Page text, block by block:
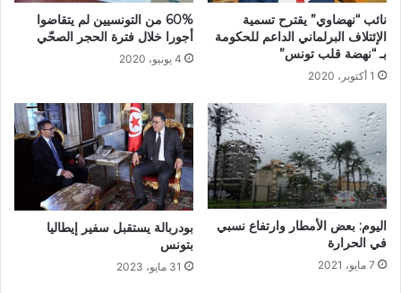
نائب “نهضاوي” يقترح تسمية
الإئتلاف البرلماني الداعم للحكومة
بـ “نهضة قلب تونس”
1 أكتوبر، 2020
60% من التونسيين لم يتقاضوا
أجورا خلال فترة الحجر الصحّي
4 يونيو، 2020
اليوم: بعض الأمطار وارتفاع نسبي
في الحرارة
7 مايو، 2021
بودربالة يستقبل سفير إيطاليا
بتونس
31 مايو، 2023